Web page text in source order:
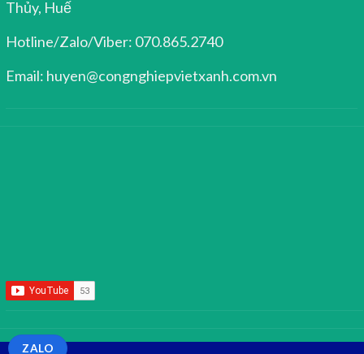
Thủy, Huế
Hotline/Zalo/Viber: 070.865.2740
Email: huyen@congnghiepvietxanh.com.vn
ZALO